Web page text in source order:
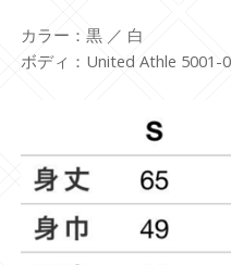
カラー：黒 ／ 白
ボディ：United Athle 5001-